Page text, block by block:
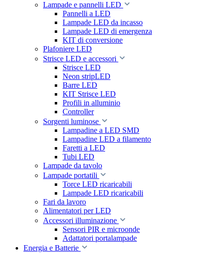
Lampade e pannelli LED
Pannelli a LED
Lampade LED da incasso
Lampade LED di emergenza
KIT di conversione
Plafoniere LED
Strisce LED e accessori
Strisce LED
Neon stripLED
Barre LED
KIT Strisce LED
Profili in alluminio
Controller
Sorgenti luminose
Lampadine a LED SMD
Lampadine LED a filamento
Faretti a LED
Tubi LED
Lampade da tavolo
Lampade portatili
Torce LED ricaricabili
Lampade LED ricaricabili
Fari da lavoro
Alimentatori per LED
Accessori illuminazione
Sensori PIR e microonde
Adattatori portalampade
Energia e Batterie